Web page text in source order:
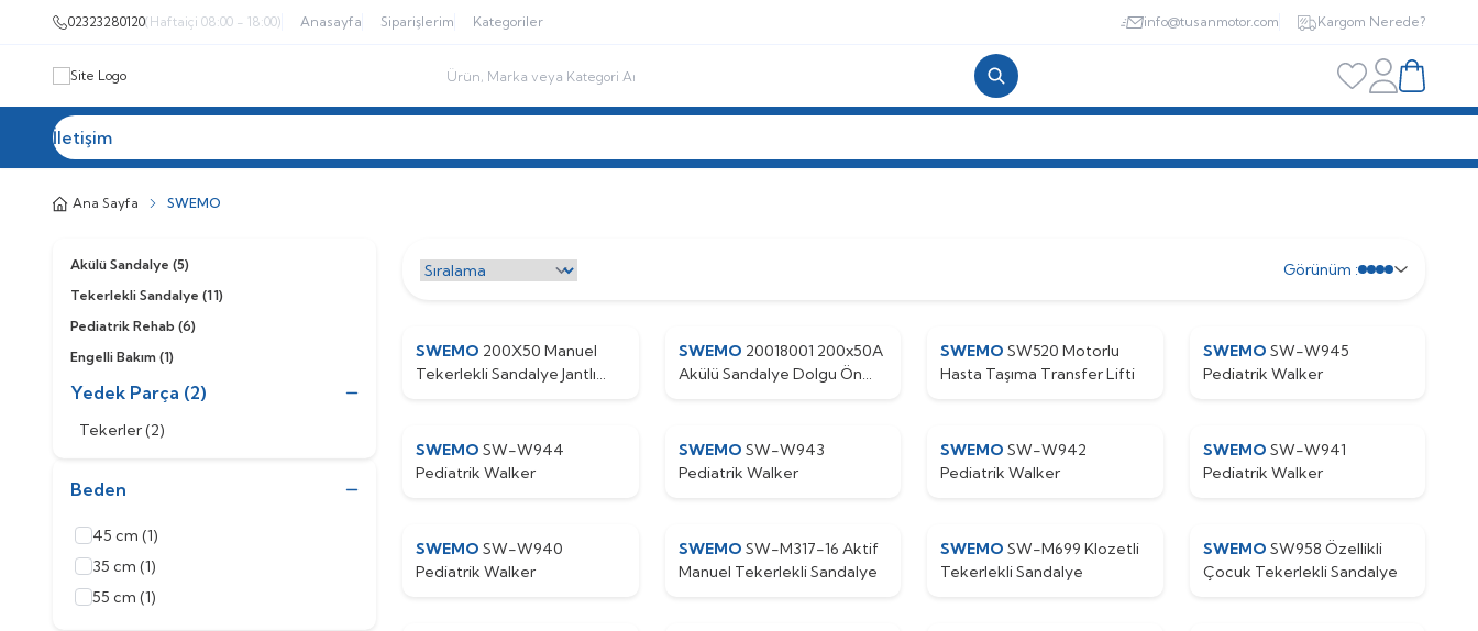
02323280120(Haftaiçi 08:00 - 18:00) Anasayfa Siparişlerim Kategoriler info@tusanmotor.com Kargom Nerede?
Favorilerim
HesabımSepetim
İletişim
Ana Sayfa SWEMO
Akülü Sandalye (5)
Tekerlekli Sandalye (11)
Pediatrik Rehab (6)
Engelli Bakım (1)
Yedek Parça (2)
Tekerler(2)
Beden
45 cm (1)
35 cm (1)
55 cm (1)
Görünüm :
SWEMO 200X50 Manuel
Tekerlekli Sandalye Jantlı
SWEMO 20018001 200x50A
Akülü Sandalye Dolgu Ön
SWEMO SW520 Motorlu
Hasta Taşıma Transfer Lifti
SWEMO SW-W945
Pediatrik Walker
SWEMO SW-W944
Pediatrik Walker
SWEMO SW-W943
Pediatrik Walker
SWEMO SW-W942
Pediatrik Walker
SWEMO SW-W941
Pediatrik Walker
SWEMO SW-W940
Pediatrik Walker
SWEMO SW-M317-16 Aktif
Manuel Tekerlekli Sandalye
SWEMO SW-M699 Klozetli
Tekerlekli Sandalye
SWEMO SW958 Özellikli
Çocuk Tekerlekli Sandalye